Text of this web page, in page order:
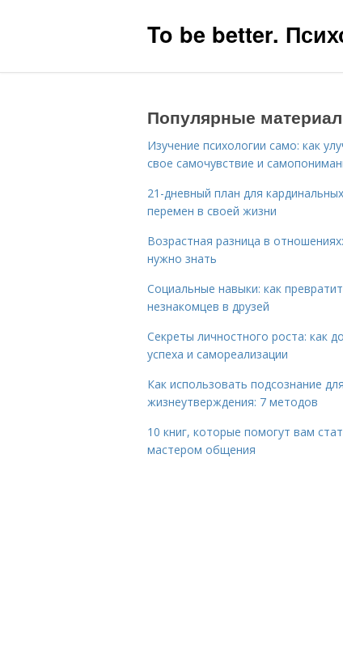
To be better.
Популярные
Изучение психологии само: как
свое самочувствие и
21-дневный план для кардинальных
перемен в своей жизни
Возрастная разница в
нужно знать
Социальные навыки: как
незнакомцев в друзей
Секреты личностного роста: как
успеха и самореализации
Как использовать подсознание для
жизнеутверждения: 7 методов
10 книг, которые помогут вам
мастером общения